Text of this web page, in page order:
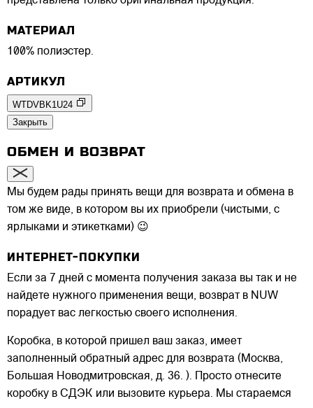
МАТЕРИАЛ
100% полиэстер.
АРТИКУЛ
WTDVBK1U24
Закрыть
ОБМЕН И ВОЗВРАТ
Мы будем рады принять вещи для возврата и обмена в
том же виде, в котором вы их приобрели (чистыми, с
ярлыками и этикетками) 😉
ИНТЕРНЕТ-ПОКУПКИ
Если за 7 дней с момента получения заказа вы так и не
найдете нужного применения вещи, возврат в NUW
порадует вас легкостью своего исполнения.
Коробка, в которой пришел ваш заказ, имеет
заполненный обратный адрес для возврата (Москва,
Большая Новодмитровская, д. 36. ). Просто отнесите
коробку в СДЭК или вызовите курьера. Мы стараемся